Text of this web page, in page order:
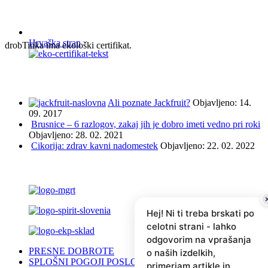
Hrvaška stran
drobTinka ima ekološki certifikat.
Ali poznate Jackfruit? Objavljeno: 14.
09. 2017
Brusnice – 6 razlogov, zakaj jih je dobro imeti vedno pri roki
Objavljeno: 28. 02. 2021
Cikorija: zdrav kavni nadomestek Objavljeno: 22. 02. 2022
PRESNE DOBROTE
SPLOŠNI POGOJI POSLOVANJA
Hej! Ni ti treba brskati po
celotni strani - lahko
odgovorim na vprašanja
o naših izdelkih,